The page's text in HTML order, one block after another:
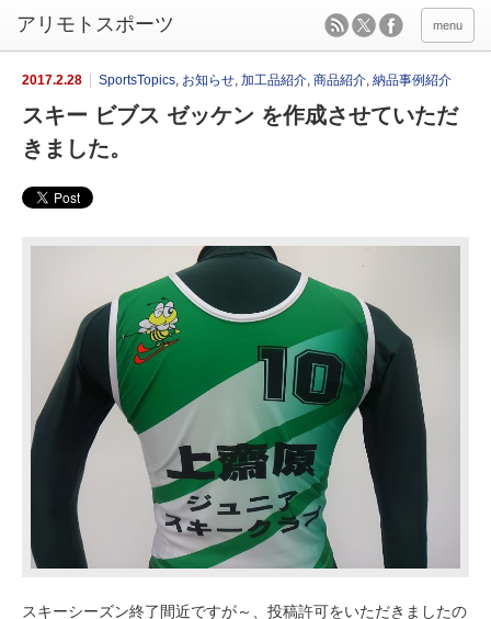
menu
2017.2.28 SportsTopics, お知らせ, 加工品紹介, 商品紹介, 納品事例紹介
スキー ビブス ゼッケン を作成させていただ
きました。
スキーシーズン終了間近ですが～、投稿許可をいただきましたの